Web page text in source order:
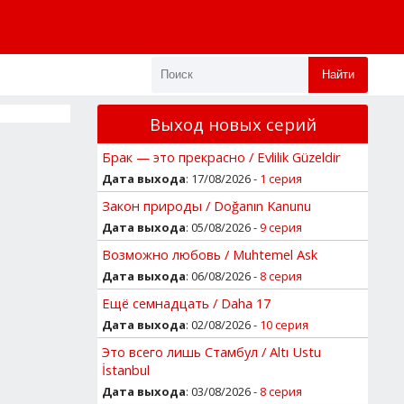
Найти
Выход новых серий
Брак — это прекрасно / Evlilik Güzeldir
Дата выхода: 17/08/2026 - 1 серия
Закон природы / Doğanın Kanunu
Дата выхода: 05/08/2026 -9 серия
Возможно любовь / Muhtemel Ask
Дата выхода: 06/08/2026 - 8 серия
Ещё семнадцать / Daha 17
Дата выхода: 02/08/2026 - 10 серия
Это всего лишь Стамбул / Altı Ustu
İstanbul
Дата выхода: 03/08/2026 - 8 серия